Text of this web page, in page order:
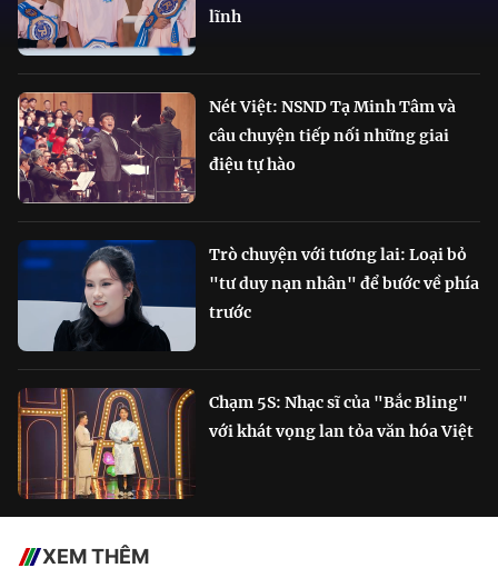
lĩnh
Nét Việt: NSND Tạ Minh Tâm và
câu chuyện tiếp nối những giai
điệu tự hào
Trò chuyện với tương lai: Loại bỏ
"tư duy nạn nhân" để bước về phía
trước
Chạm 5S: Nhạc sĩ của "Bắc Bling"
với khát vọng lan tỏa văn hóa Việt
XEM THÊM